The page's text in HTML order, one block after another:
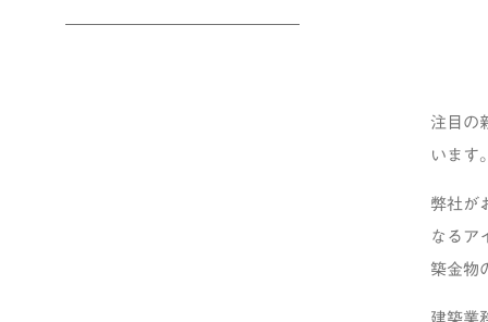
注目の
います
弊社が
なるア
築金物
建築業